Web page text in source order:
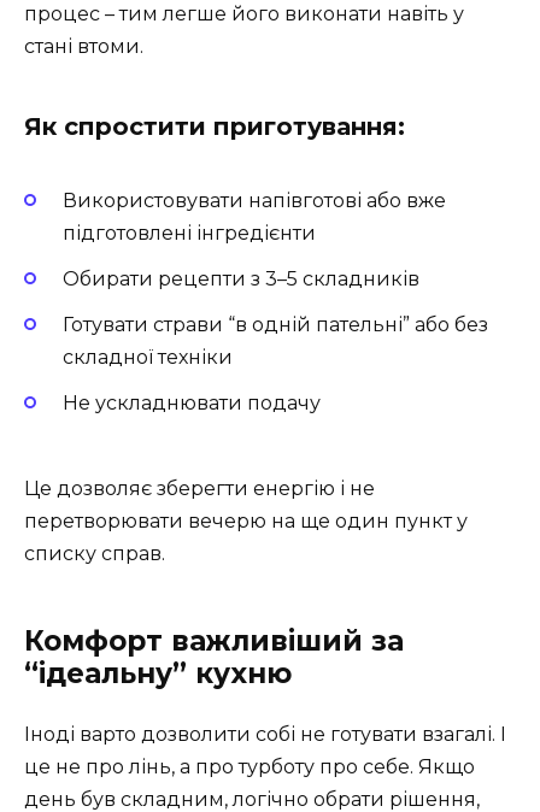
процес – тим легше його виконати навіть у
стані втоми.
Як спростити приготування:
Використовувати напівготові або вже
підготовлені інгредієнти
Обирати рецепти з 3–5 складників
Готувати страви “в одній пательні” або без
складної техніки
Не ускладнювати подачу
Це дозволяє зберегти енергію і не
перетворювати вечерю на ще один пункт у
списку справ.
Комфорт важливіший за
“ідеальну” кухню
Іноді варто дозволити собі не готувати взагалі. І
це не про лінь, а про турботу про себе. Якщо
день був складним, логічно обрати рішення,